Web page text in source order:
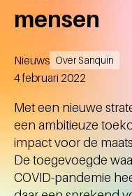
mensen
Nieuws Over Sanquin
Aangemaakt
4 februari 2022
Met een nieuwe
een ambitieuze
impact voor de
De toegevoegde
COVID-pandemie